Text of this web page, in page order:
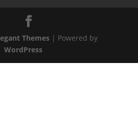
Themes| Powered by
WordPress